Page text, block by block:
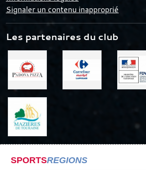
Signaler un contenu inapproprié
Les partenaires du club
SPORTSREGIONS